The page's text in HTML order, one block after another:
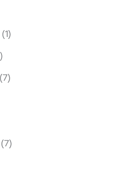
1
7
7